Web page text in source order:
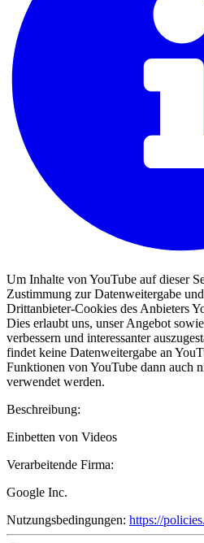
Um Inhalte von YouTube auf dieser
Zustimmung zur Datenweitergabe
Drittanbieter-Cookies des Anbieters
Dies erlaubt uns, unser Angebot
verbessern und interessanter
findet keine Datenweitergabe an
Funktionen von YouTube dann auch
verwendet werden.
Beschreibung:
Einbetten von Videos
Verarbeitende Firma:
Google Inc.
Nutzungsbedingungen: https://